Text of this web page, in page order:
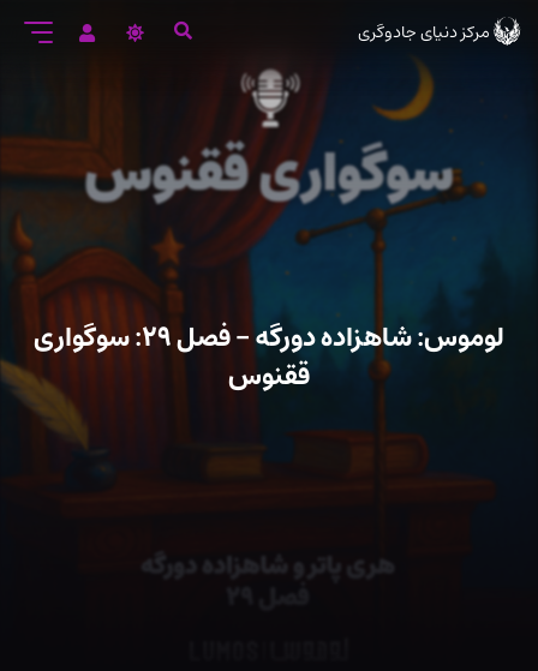
ورود
مرکز دنیای جادوگری
لوموس: شاهزاده دورگه – فصل ۲۹: سوگواری
ققنوس